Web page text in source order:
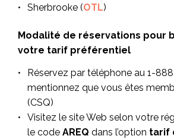
Sherbrooke (OTL)
Modalité de réservations pour
votre tarif préférentiel
Réservez par téléphone au 1-
mentionnez que vous êtes
(CSQ)
Visitez le site Web selon votre
le code AREQ dans l’option tarif